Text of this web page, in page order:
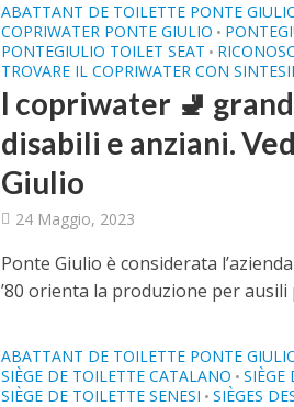
ABATTANT DE TOILETTE PONTE
COPRIWATER PONTE GIULIO •
PONTEGIULIO TOILET SEAT •
TROVARE IL COPRIWATER CON
I copriwater 🚽
disabili e anziani.
Giulio
24 Maggio, 2023
Ponte Giulio è considerata
’80 orienta la produzione per ausili
ABATTANT DE TOILETTE PONTE
SIÈGE DE TOILETTE CATALANO • SIÈGE
SIÈGE DE TOILETTE SENESI • SIÈGES